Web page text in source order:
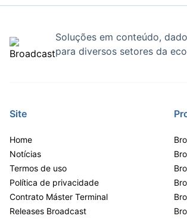
Radar
inteligente de
notícias e
conteúdos
de investimento
Soluções em conteúdo,
para diversos setores da
Site
Home
Notícias
Termos de uso
Política de privacidade
Contrato Máster Terminal
Releases Broadcast